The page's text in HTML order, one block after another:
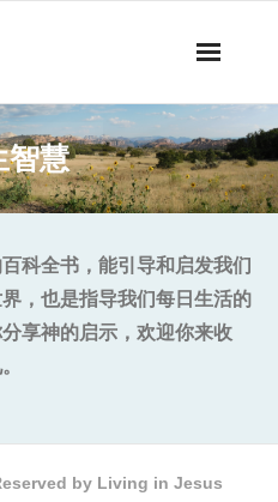
智慧
科全书，能引导和启发我们
，也是指导我们每日生活的
享神的启示，欢迎你来收
by Living in Jesus